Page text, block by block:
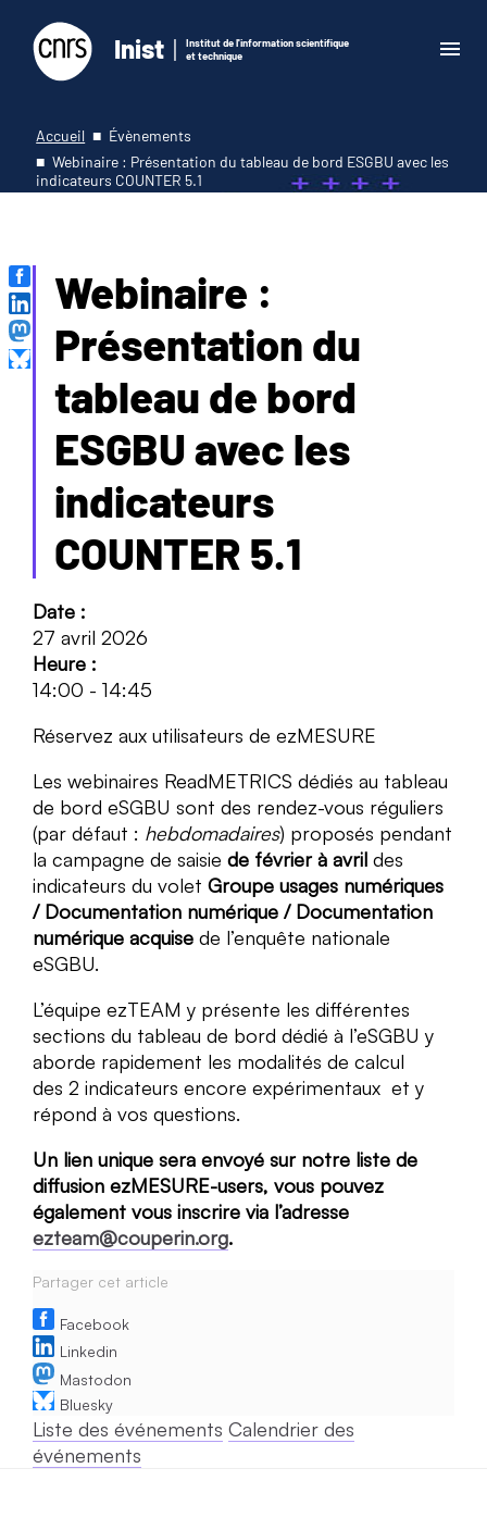
Inist
Institut de l'information scientifique
et technique
Accueil
Évènements
Webinaire : Présentation du tableau de bord ESGBU avec les
indicateurs COUNTER 5.1
Webinaire :
Présentation du
tableau de bord
ESGBU avec les
indicateurs
COUNTER 5.1
Date :
27 avril 2026
Heure :
14:00 - 14:45
Réservez aux utilisateurs de ezMESURE
Les webinaires ReadMETRICS dédiés au tableau
de bord eSGBU sont des rendez-vous réguliers
(par défaut : hebdomadaires) proposés pendant
la campagne de saisie de février à avril des
indicateurs du volet Groupe usages numériques
/ Documentation numérique / Documentation
numérique acquise de l’enquête nationale
eSGBU.
L’équipe ezTEAM y présente les différentes
sections du tableau de bord dédié à l’eSGBU y
aborde rapidement les modalités de calcul
des 2 indicateurs encore expérimentaux et y
répond à vos questions.
Un lien unique sera envoyé sur notre liste de
diffusion ezMESURE-users, vous pouvez
également vous inscrire via l’adresse
ezteam@couperin.org.
Partager cet article
Facebook
Linkedin
Mastodon
Bluesky
Liste des événements Calendrier des
événements